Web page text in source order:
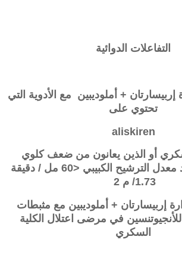
التفاعلات الدوائية
إربيسارتان + أملوديبين مع الأدوية التي
تحتوي على
أو الذين يعانون من ضعف كلوي
متوسط ​​إلى شديد معدل الترشيح الكبيبي <60 مل / دقيقة
1.73/ م 2
إربيسارتان + أملوديبين مع مثبطات
للأنجيوتنسين في مرضى اعتلال الكلية
السكري